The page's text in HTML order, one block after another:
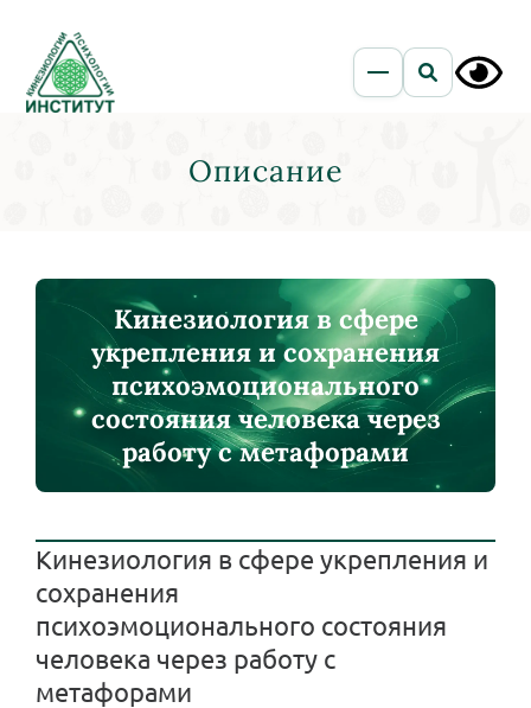
Описание
Кинезиология в сфере
укрепления и сохранения
психоэмоционального
состояния человека через
работу с метафорами
Кинезиология в сфере укрепления и
сохранения
психоэмоционального состояния
человека через работу с
метафорами